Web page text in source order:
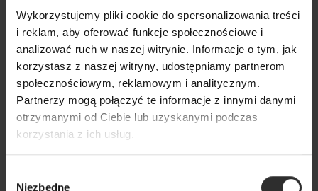
Wykorzystujemy pliki cookie do spersonalizowania treści
i reklam, aby oferować funkcje społecznościowe i
analizować ruch w naszej witrynie. Informacje o tym, jak
korzystasz z naszej witryny, udostępniamy partnerom
społecznościowym, reklamowym i analitycznym.
Partnerzy mogą połączyć te informacje z innymi danymi
otrzymanymi od Ciebie lub uzyskanymi podczas
korzystania z ich usług.
Niezbędne
Czarna bawełniana Bluza z kapturem i krótszym